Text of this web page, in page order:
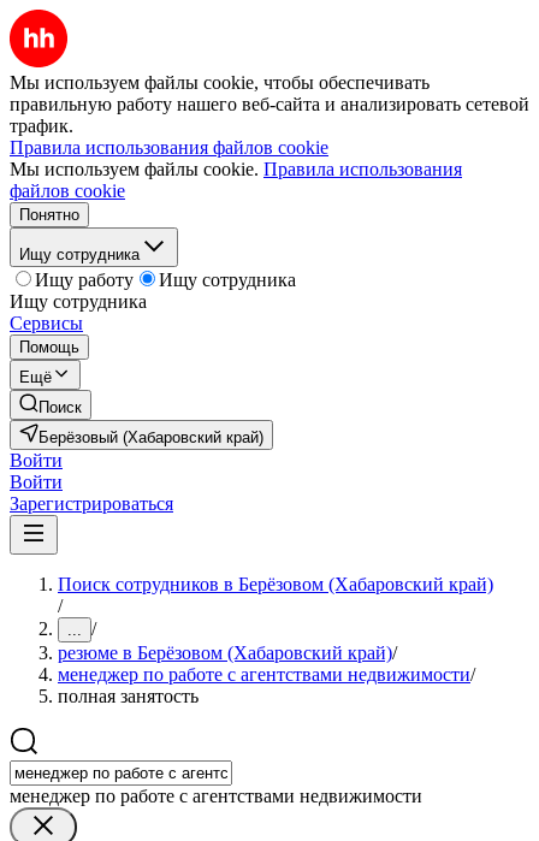
Мы используем файлы cookie, чтобы обеспечивать
правильную работу нашего веб-сайта и анализировать сетевой
трафик.
Правила использования файлов cookie
Мы используем файлы cookie. Правила использования
файлов cookie
Понятно
Ищу сотрудника
Ищу работу
Ищу сотрудника
Ищу сотрудника
Сервисы
Помощь
Ещё
Поиск
Берёзовый (Хабаровский край)
Войти
Войти
Зарегистрироваться
Поиск сотрудников в Берёзовом (Хабаровский край)
/
... /
резюме в Берёзовом (Хабаровский край)/
менеджер по работе с агентствами недвижимости/
полная занятость
менеджер по работе с агентствами недвижимости